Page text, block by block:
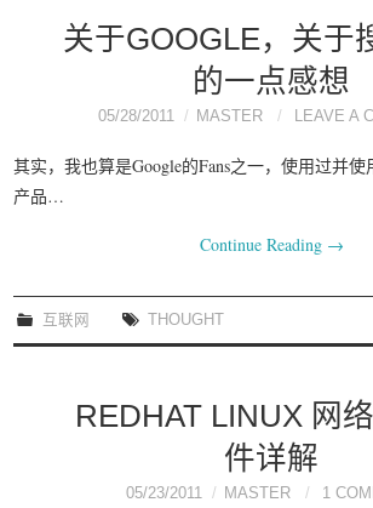
关于GOOGLE，关于
的一点感想
05/28/2011 MASTER LEAVE A
其实，我也算是Google的Fans之一，使用过并使
产品…
Continue Reading →
互联网 THOUGHT
REDHAT LINUX 网
件详解
05/23/2011 MASTER 1